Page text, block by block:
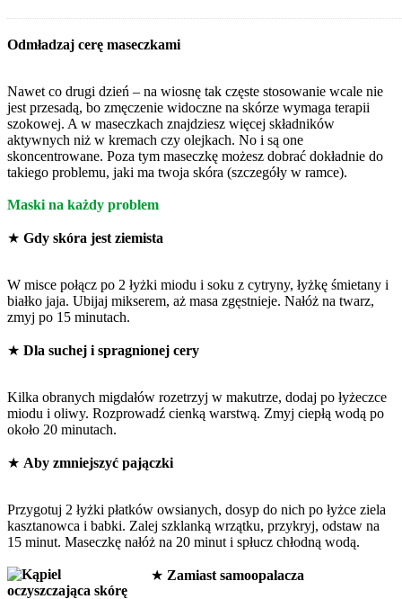
Odmładzaj cerę maseczkami
Nawet co drugi dzień – na wiosnę tak częste stosowanie wcale nie
jest przesadą, bo zmęczenie widoczne na skórze wymaga terapii
szokowej. A w maseczkach znajdziesz więcej składników
aktywnych niż w kremach czy olejkach. No i są one
skoncentrowane. Poza tym maseczkę możesz dobrać dokładnie do
takiego problemu, jaki ma twoja skóra (szczegóły w ramce).
Maski na każdy problem
★ Gdy skóra jest ziemista
W misce połącz po 2 łyżki miodu i soku z cytryny, łyżkę śmietany i
białko jaja. Ubijaj mikserem, aż masa zgęstnieje. Nałóż na twarz,
zmyj po 15 minutach.
★ Dla suchej i spragnionej cery
Kilka obranych migdałów rozetrzyj w makutrze, dodaj po łyżeczce
miodu i oliwy. Rozprowadź cienką warstwą. Zmyj ciepłą wodą po
około 20 minutach.
★ Aby zmniejszyć pajączki
Przygotuj 2 łyżki płatków owsianych, dosyp do nich po łyżce ziela
kasztanowca i babki. Zalej szklanką wrzątku, przykryj, odstaw na
15 minut. Maseczkę nałóż na 20 minut i spłucz chłodną wodą.
★ Zamiast samoopalacza